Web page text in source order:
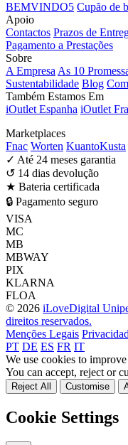
BEMVINDO5 Cupão de
Apoio
Contactos Prazos de
Pagamento a Prestações
Sobre
A Empresa As 10
Sustentabilidade Blog
Também Estamos Em
iOutlet Espanha iOutlet
Marketplaces
Fnac Worten KuantoKusta
✓ Até 24 meses garantia
↺ 14 dias devolução
★ Bateria certificada
🔒 Pagamento seguro
VISA
MC
MB
MBWAY
PIX
KLARNA
FLOA
© 2026 iLoveDigital
direitos reservados.
Menções Legais
PT DE ES FR IT
We use cookies to
You can accept, reject or
Reject All Customise
Cookie Settings